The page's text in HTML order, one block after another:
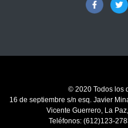
© 2020 Todos los
16 de septiembre s/n esq. Javier
Vicente Guerrero, La
Teléfonos: (612)123-